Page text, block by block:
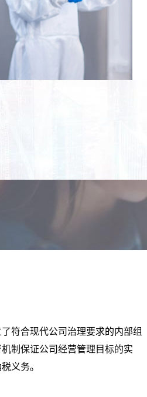
符合现代公司治理要求的内部组
制保证公司经营管理目标的实
义务。